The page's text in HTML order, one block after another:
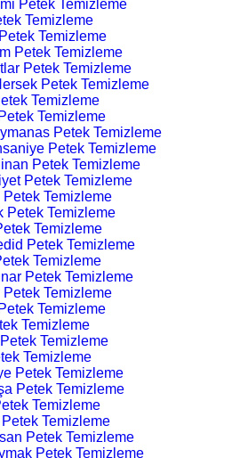
Petek Temizleme
Temizleme
Temizleme
Petek Temizleme
Petek Temizleme
Petek Temizleme
Temizleme
Temizleme
Petek Temizleme
Petek Temizleme
Petek Temizleme
Petek Temizleme
Petek Temizleme
Petek Temizleme
Temizleme
Petek Temizleme
Temizleme
Petek Temizleme
Petek Temizleme
Temizleme
Temizleme
Temizleme
Temizleme
Petek Temizleme
Petek Temizleme
Temizleme
Temizleme
Petek Temizleme
Petek Temizleme